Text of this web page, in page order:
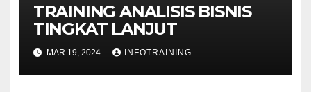
TRAINING ANALISIS BISNIS
TINGKAT LANJUT
MAR 19, 2024 INFOTRAINING